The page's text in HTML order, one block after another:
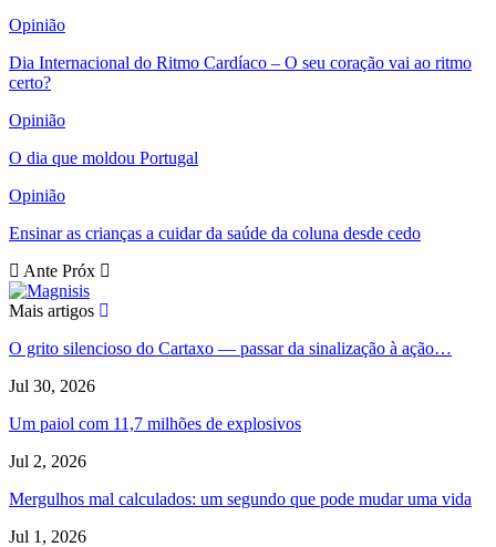
Opinião
Dia Internacional do Ritmo Cardíaco – O seu coração vai ao ritmo
certo?
Opinião
O dia que moldou Portugal
Opinião
Ensinar as crianças a cuidar da saúde da coluna desde cedo
Ante Próx
Mais artigos
O grito silencioso do Cartaxo — passar da sinalização à ação…
Jul 30, 2026
Um paiol com 11,7 milhões de explosivos
Jul 2, 2026
Mergulhos mal calculados: um segundo que pode mudar uma vida
Jul 1, 2026